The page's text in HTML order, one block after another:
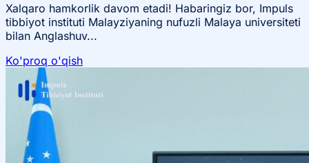
Xalqaro hamkorlik davom etadi! Habaringiz bor, Impuls
tibbiyot instituti Malayziyaning nufuzli Malaya universiteti
bilan Anglashuv...
Ko'proq o'qish